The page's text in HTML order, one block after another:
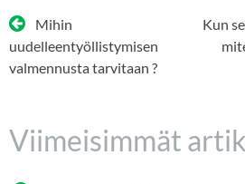
Artikkelien
selaus
Mihin
uudelleentyöllistymisen
valmennusta tarvitaan ?
Kun
Viimeisimmät